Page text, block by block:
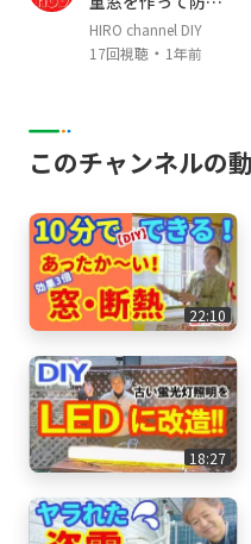
★バックグランドは工
ワンストップでご依
ニアも
在中。照明、エアコン
事など
★全てのサービスをお気
よう、
電球１個、棚づくり１
でも
提供可能なサービス
■ご連絡は下記の3つの
けます。
★★★連絡前に必ず対応
★★★
⇒https://
対策してみた！
HIRO channel DIY
17回視聴・ 1年前
このチャンネルの
22:10
18:27